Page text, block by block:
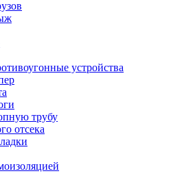
устройства
трубу
отсека